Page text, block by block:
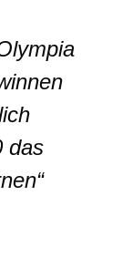
das